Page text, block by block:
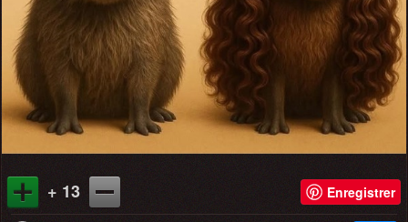
+ 13 Enregistrer